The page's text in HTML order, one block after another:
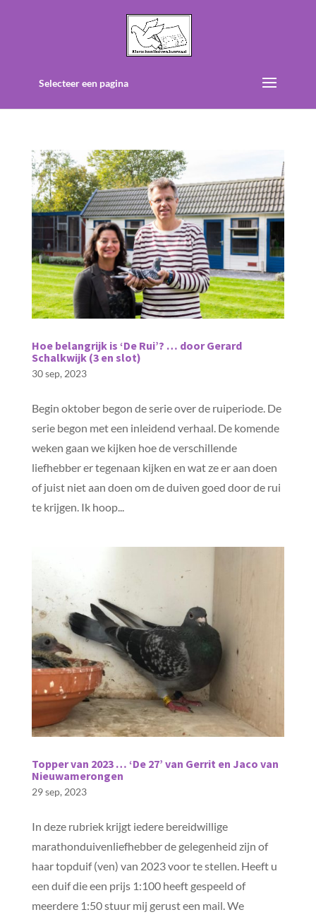
Selecteer een pagina
Hoe belangrijk is ‘De Rui’? … door Gerard
Schalkwijk (3 en slot)
30 sep, 2023
Begin oktober begon de serie over de ruiperiode. De
serie begon met een inleidend verhaal. De komende
weken gaan we kijken hoe de verschillende
liefhebber er tegenaan kijken en wat ze er aan doen
of juist niet aan doen om de duiven goed door de rui
te krijgen. Ik hoop...
Topper van 2023 … ‘De 27’ van Gerrit en Jaco van
Nieuwamerongen
29 sep, 2023
In deze rubriek krijgt iedere bereidwillige
marathonduivenliefhebber de gelegenheid zijn of
haar topduif (ven) van 2023 voor te stellen. Heeft u
een duif die een prijs 1:100 heeft gespeeld of
meerdere 1:50 stuur mij gerust een mail. We